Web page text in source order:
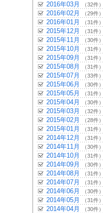
2016年03月 （32件）
2016年02月 （29件）
2016年01月 （31件）
2015年12月 （31件）
2015年11月 （30件）
2015年10月 （31件）
2015年09月 （31件）
2015年08月 （31件）
2015年07月 （33件）
2015年06月 （30件）
2015年05月 （31件）
2015年04月 （30件）
2015年03月 （32件）
2015年02月 （28件）
2015年01月 （31件）
2014年12月 （31件）
2014年11月 （30件）
2014年10月 （31件）
2014年09月 （30件）
2014年08月 （31件）
2014年07月 （31件）
2014年06月 （30件）
2014年05月 （31件）
2014年04月 （30件）